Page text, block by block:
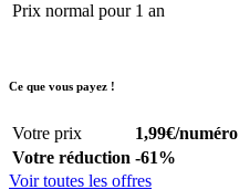
Prix normal pour 1 an
Ce que vous payez !
Votre prix 1,99€/numéro
Votre réduction -61%
Voir toutes les offres